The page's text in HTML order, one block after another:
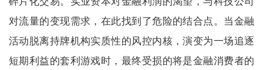
对流量的变现需求，在此找到了危险的结合点。当金融
活动脱离持牌机构实质性的风控内核，演变为一场追逐
短期利益的套利游戏时，最终受损的将是金融消费者的